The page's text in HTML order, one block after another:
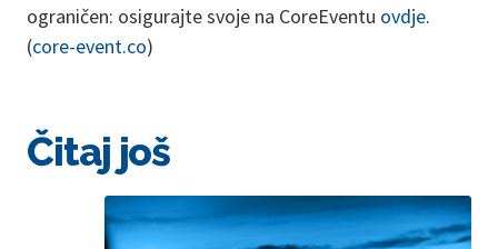
ograničen: osigurajte svoje na CoreEventu ovdje.
(core-event.co)
Čitaj još